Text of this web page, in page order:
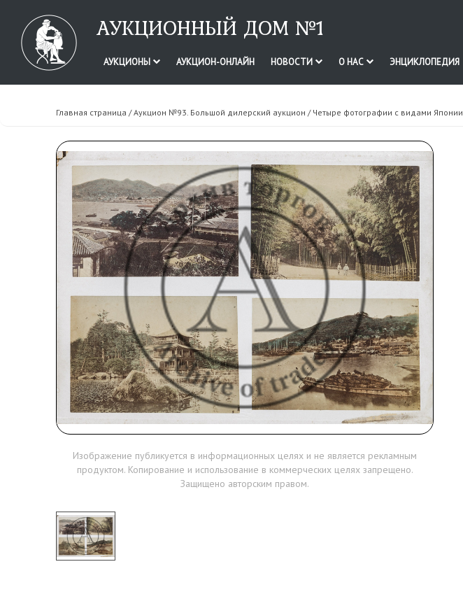
АУКЦИОННЫЙ ДОМ №1
АУКЦИОНЫ АУКЦИОН-ОНЛАЙН НОВОСТИ О НАС ЭНЦИКЛОПЕДИЯ
Главная страница /Аукцион №93. Большой дилерский аукцион / Четыре фотографии с видами Японии
Изображение публикуется в информационных целях и не является рекламным
продуктом. Копирование и использование в коммерческих целях запрещено.
Защищено авторским правом.